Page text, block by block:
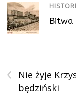
Bitwa
‹
Nie żyje
będziński